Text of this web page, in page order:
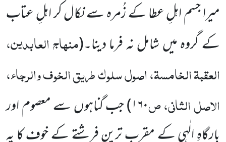
میرا جسم اہلِ عطا کے زُمرہ سے نکال کر اہلِ عتاب
کے گروہ میں شامل نہ فرما دینا۔(منہاج العابدین،
العقبۃ الخامسۃ، اصول سلوک طریق الخوف والرجاء،
الاصل الثانی، ص۱۶۰)جب گناہوں سے معصوم اور
بارگاہِ الٰہی کے مقرب ترین فرشتے کے خوف کا یہ